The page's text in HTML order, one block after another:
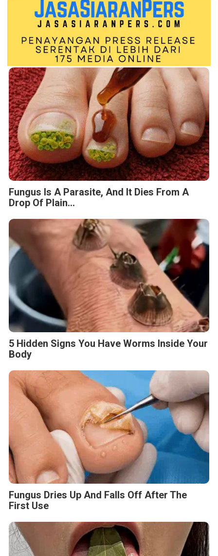
Fungus Is A Parasite, And It Dies From A
Drop Of Plain...
5 Hidden Signs You Have Worms Inside Your
Body
Fungus Dries Up And Falls Off After The
First Use